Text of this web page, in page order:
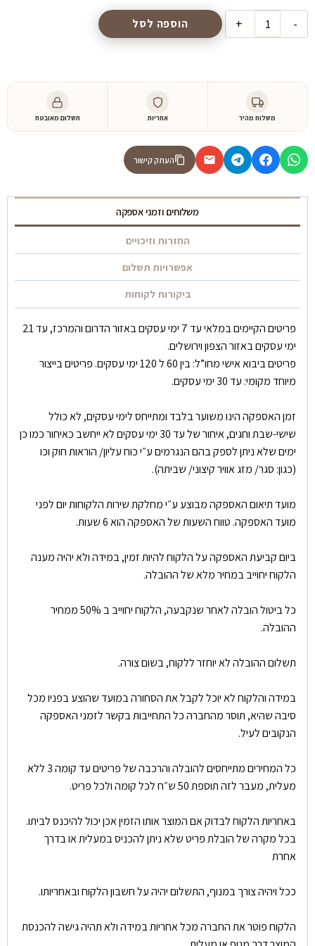
היה:
5,300 ₪.
הוא:
4,300 ₪.
כמות
של
הוספה לסל
משלוח מהיר אחריות תשלום מאובטח
העתק קישור
משלוחים וזמני אספקה
החזרות וזיכויים
אפשרויות תשלום
ביקורות לקוחות
פריטים הקיימים במלאי עד 7 ימי עסקים באזור הדרום והמרכז, עד 21
ימי עסקים באזור הצפון וירושלים.
פריטים ביבוא אישי מחו”ל: בין 60 ל 120 ימי עסקים. פריטים בייצור
מיוחד מקומי: עד 30 ימי עסקים.
זמן האספקה הינו משוער בלבד ומתייחס לימי עסקים, לא כולל
שישי-שבת וחגים, איחור של עד 30 ימי עסקים לא ייחשב כאיחור כמו כן
ימים שלא ניתן לספק בהם הנגרמים ע״י כוח עליון/ הוראות חוק וכו
(כגון: סגר/ מזג אוויר קיצוני/ שביתה).
מועד תיאום האספקה מבוצע ע״י מחלקת שירות הלקוחות יום לפני
מועד האספקה. טווח השעות של האספקה הוא 6 שעות.
ביום קביעת האספקה על הלקוח להיות זמין, במידה ולא יהיה מענה
הלקוח יחוייב במחיר מלא של ההובלה.
כל ביטול הובלה לאחר שנקבעה, הלקוח יחוייב ב 50% ממחיר
ההובלה.
תשלום ההובלה לא יוחזר ללקוח, בשום צורה.
במידה והלקוח לא יוכל לקבל את הסחורה במועד שהוצע בפניו מכל
סיבה שהיא, תוסר מהחברה כל התחייבות בקשר לזמני האספקה
הנקובים לעיל.
כל המחירים מתייחסים להובלה והרכבה של פריטים עד קומה 3 ללא
מעלית, מעבר לזה תוספת 50 ש״ח לכל קומה ולכל פריט.
באחריות הלקוח לבדוק אם המוצר אותו הזמין אכן יכול להיכנס לביתו.
בכל מקרה של הובלת פריט שלא ניתן להכניס במעלית או בדרך
אחרת
ככל ויהיה צורך במנוף, התשלום יהיה על חשבון הלקוח ובאחריותו.
הלקוח פוטר את החברה מכל אחריות במידה ולא תהיה גישה להכנסת